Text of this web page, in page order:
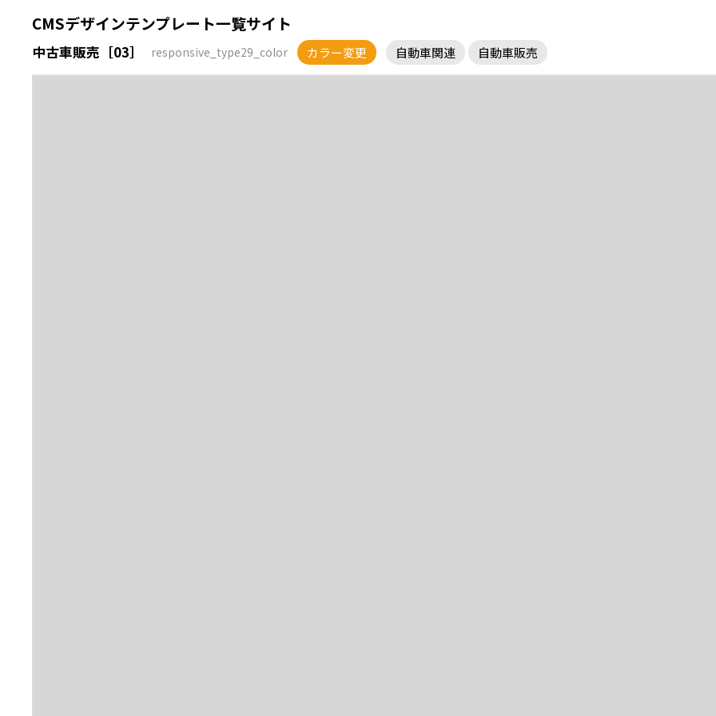
CMSデザインテンプレート一覧サイト
中古車販売［03］ responsive_type29_color 自動車販売
自動車関連
カラー変更